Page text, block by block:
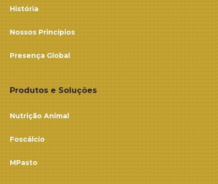
História
Nossos Princípios
Presença Global
Produtos e Soluções
Nutrição Animal
Foscálcio
MPasto